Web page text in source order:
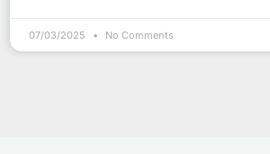
07/03/2025 No Comments